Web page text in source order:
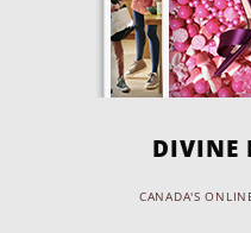
DIVINE
CANADA'S